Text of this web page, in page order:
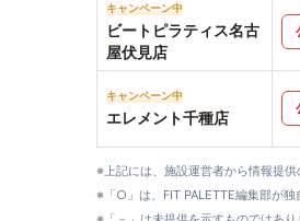
キャンペーン中
ビートピラティス名古
屋伏見店
キャンペーン中
エレメント千種店
※上記には、施設運営者から情報提
※「○」は、FIT PALETTE編集部が独